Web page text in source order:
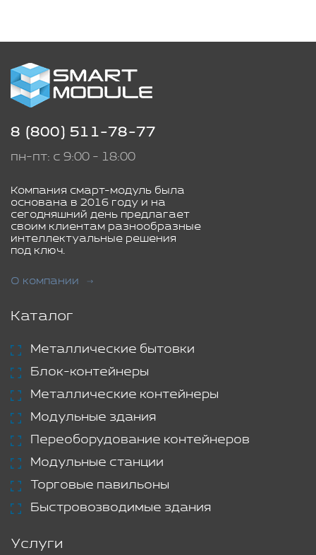
8 (800) 511-78-77
пн-пт: с 9:00 - 18:00
Компания смарт-модуль была
основана в 2016 году и на
сегодняшний день предлагает
своим клиентам разнообразные
интеллектуальные решения
под ключ.
О компании
Каталог
Металлические бытовки
Блок-контейнеры
Металлические контейнеры
Модульные здания
Переоборудование контейнеров
Модульные станции
Торговые павильоны
Быстровозводимые здания
Услуги